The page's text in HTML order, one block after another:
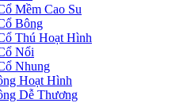
Mềm Cao Su
Bông
Thú Hoạt Hình
Nổi
Nhung
Hoạt Hình
Dễ Thương